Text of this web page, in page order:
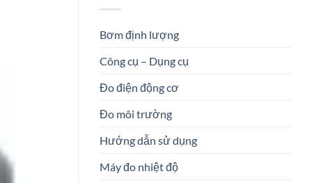
Bơm định lượng
Công cụ – Dụng cụ
Đo điện động cơ
Đo môi trường
Hướng dẫn sử dụng
Máy đo nhiệt độ